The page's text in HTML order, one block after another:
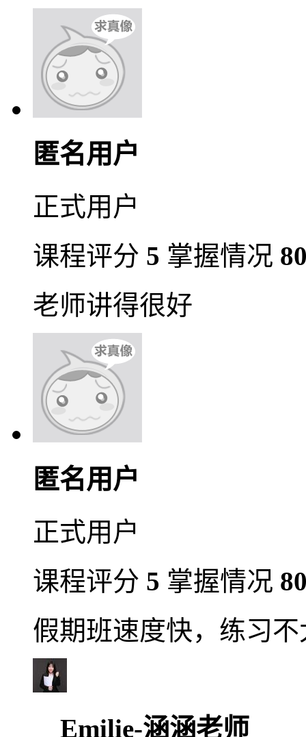
匿名用户
正式用户
课程评分 5 掌握情况
老师讲得很好
匿名用户
正式用户
课程评分 5 掌握情况
假期班速度快，练习
Emilie-涵涵老师